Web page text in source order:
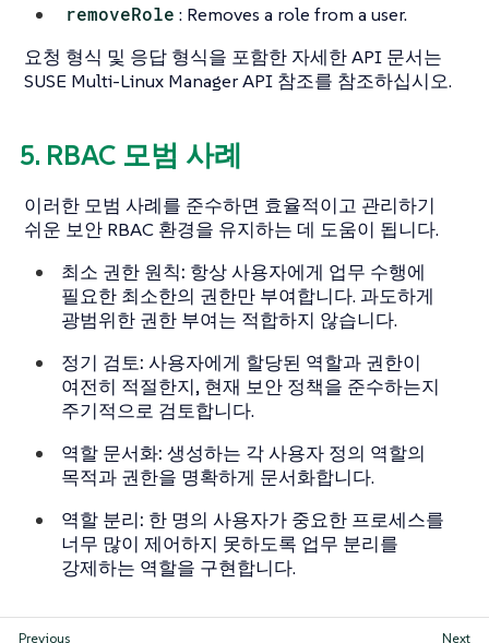
removeRole : Removes a role from a user.
요청 형식 및 응답 형식을 포함한 자세한 API 문서는
SUSE Multi-Linux Manager API 참조를 참조하십시오.
5. RBAC 모범 사례
이러한 모범 사례를 준수하면 효율적이고 관리하기
쉬운 보안 RBAC 환경을 유지하는 데 도움이 됩니다.
최소 권한 원칙: 항상 사용자에게 업무 수행에
필요한 최소한의 권한만 부여합니다. 과도하게
광범위한 권한 부여는 적합하지 않습니다.
정기 검토: 사용자에게 할당된 역할과 권한이
여전히 적절한지, 현재 보안 정책을 준수하는지
주기적으로 검토합니다.
역할 문서화: 생성하는 각 사용자 정의 역할의
목적과 권한을 명확하게 문서화합니다.
역할 분리: 한 명의 사용자가 중요한 프로세스를
너무 많이 제어하지 못하도록 업무 분리를
강제하는 역할을 구현합니다.